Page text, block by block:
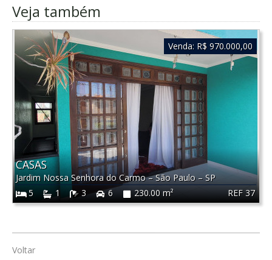
Veja também
REF 37
CASAS
Jardim Nossa Senhora do Carmo–São Paulo – SP
5
1 3 6 230.00 m²
Venda: R$ 970.000,00
Voltar